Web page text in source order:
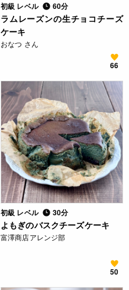
初級 レベル 60分
ラムレーズンの生チョコチーズ
ケーキ
おなつ さん
66
初級 レベル 30分
よもぎのバスクチーズケーキ
富澤商店アレンジ部
50